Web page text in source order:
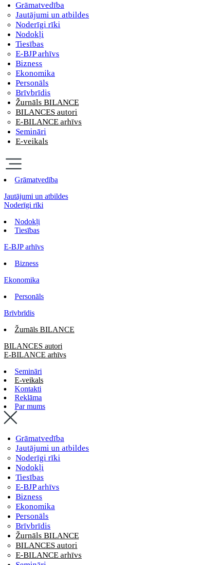
Grāmatvedība
Jautājumi un atbildes
Noderīgi rīki
Nodokļi
Tiesības
E-BJP arhīvs
Bizness
Ekonomika
Personāls
Brīvbrīdis
Žurnāls BILANCE
BILANCES autori
E-BILANCE arhīvs
Semināri
E-veikals
Grāmatvedība
Jautājumi un atbildes
Noderīgi rīki
Nodokļi
Tiesības
E-BJP arhīvs
Bizness
Ekonomika
Personāls
Brīvbrīdis
Žurnāls BILANCE
BILANCES autori
E-BILANCE arhīvs
Semināri
E-veikals
Kontakti
Reklāma
Par mums
Grāmatvedība
Jautājumi un atbildes
Noderīgi rīki
Nodokļi
Tiesības
E-BJP arhīvs
Bizness
Ekonomika
Personāls
Brīvbrīdis
Žurnāls BILANCE
BILANCES autori
E-BILANCE arhīvs